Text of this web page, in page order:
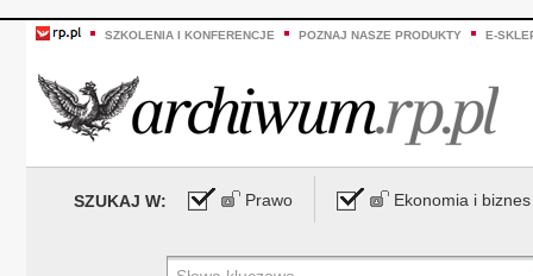
SZKOLENIA I KONFERENCJE POZNAJ NASZE PRODUKTY E-
SZUKAJ W: Prawo Ekonomia i biznes